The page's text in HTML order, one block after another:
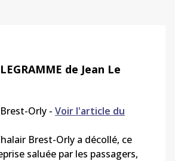
de Jean Le
Orly - Voir l'article du
Brest-Orly a décollé, ce
saluée par les passagers,